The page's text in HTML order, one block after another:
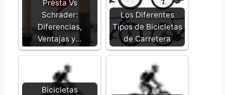
Presta Vs
Schrader:
Diferencias,
Ventajas y…
Los Diferentes
Tipos de Bicicletas
de Carretera
Bicicletas